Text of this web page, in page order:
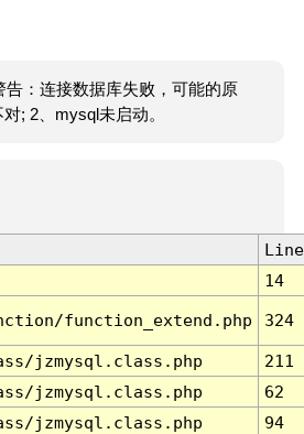
告：连接数据库失败，可能的原
; 2、mysql未启动。
Line
14
function_extend.php 324
jzmysql.class.php
211
jzmysql.class.php
62
jzmysql.class.php
94